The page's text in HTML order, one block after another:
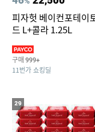
피자헛 베이컨포테이
드 L+콜라 1.25L
구매 999+
11번가 쇼킹딜
29